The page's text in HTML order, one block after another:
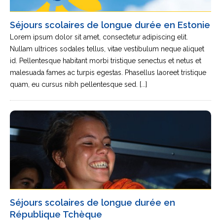
Séjours scolaires de longue durée en Estonie
Lorem ipsum dolor sit amet, consectetur adipiscing elit.
Nullam ultrices sodales tellus, vitae vestibulum neque aliquet
id. Pellentesque habitant morbi tristique senectus et netus et
malesuada fames ac turpis egestas. Phasellus laoreet tristique
quam, eu cursus nibh pellentesque sed. [...]
Séjours scolaires de longue durée en
République Tchèque